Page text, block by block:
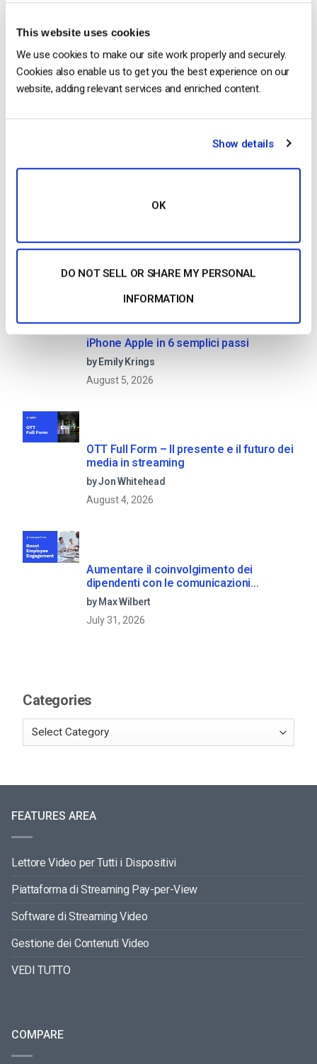
This website uses cookies
We use cookies to make our site work properly and securely.
Cookies also enable us to get you the best experience on our
website, adding relevant services and enriched content.
Show details
OK
DO NOT SELL OR SHARE MY PERSONAL
INFORMATION
caricamento e sicurezza dei video tramite la…
CONTINUA A LEGGERE→
Search
Recent
iPhone Apple in 6 semplici passi
by Emily Krings
August 5, 2026
OTT Full Form – Il presente e il futuro dei
media in streaming
by Jon Whitehead
August 4, 2026
Aumentare il coinvolgimento dei
dipendenti con le comunicazioni
aziendali in live streaming
by Max Wilbert
July 31, 2026
Categories
FEATURES AREA
Lettore Video per Tutti i Dispositivi
Piattaforma di Streaming Pay-per-View
Software di Streaming Video
Gestione dei Contenuti Video
VEDI TUTTO
COMPARE